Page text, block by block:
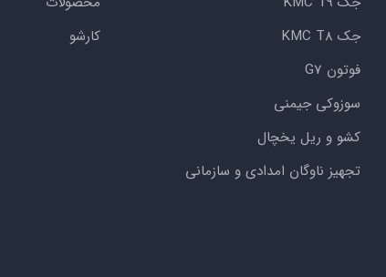
جک KMC T8
فوتون G7
سوزوکی جیمنی
کشو و ریل یخچال
تجهیز ناوگان امدادی و سازمانی
کارشو